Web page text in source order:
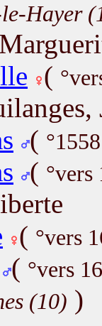
Hayer
(
(
( °vers
( °vers
( °vers
(10) )